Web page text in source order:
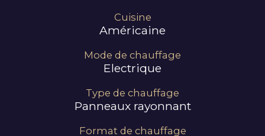
Cuisine
Américaine
Mode de chauffage
Electrique
Type de chauffage
Panneaux rayonnant
Format de chauffage